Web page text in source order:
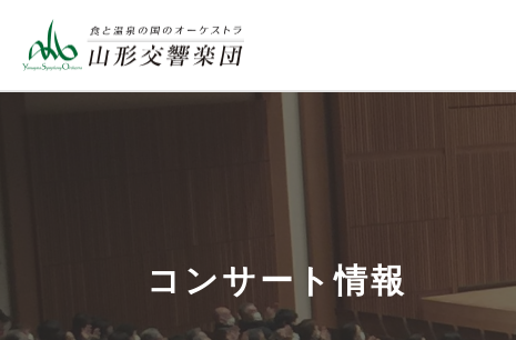
コンサート情報